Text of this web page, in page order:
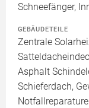
Schneefänger,
GEBÄUDETEILE
Zentrale
Asphalt
Schieferdach,